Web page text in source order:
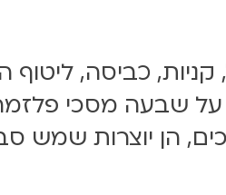
קניות, כביסה, ליטוף
על שבעה מסכי
הן יוצרות שמש